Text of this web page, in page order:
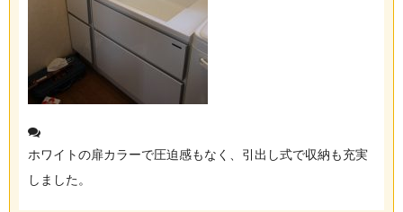
ホワイトの扉カラーで圧迫感もなく、引出し式で収納も充実
しました。